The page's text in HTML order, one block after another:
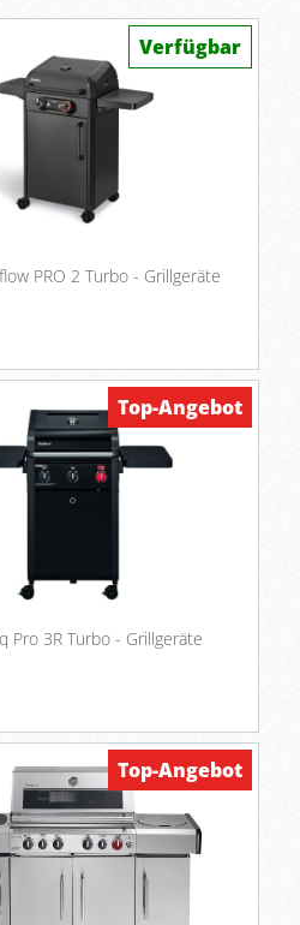
PRO 2 Turbo - Grillgeräte
Verfügbar
Pro 3R Turbo - Grillgeräte
Top-Angebot
Top-Angebot
Top-Angebot